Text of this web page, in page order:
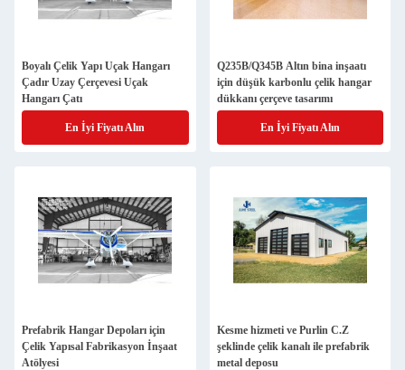
Boyalı Çelik Yapı Uçak Hangarı
Çadır Uzay Çerçevesi Uçak
Hangarı Çatı
En İyi Fiyatı Alın
Q235B/Q345B Altın bina inşaatı
için düşük karbonlu çelik hangar
dükkanı çerçeve tasarımı
En İyi Fiyatı Alın
Prefabrik Hangar Depoları için
Çelik Yapısal Fabrikasyon İnşaat
Atölyesi
Kesme hizmeti ve Purlin C.Z
şeklinde çelik kanalı ile prefabrik
metal deposu